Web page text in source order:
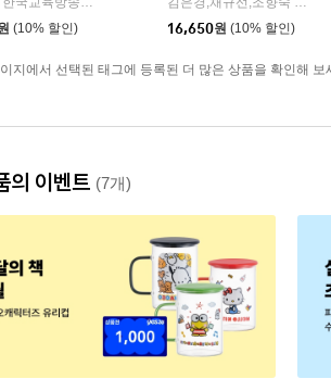
(10% 할인)
16,650원 (10% 할인)
지에서 선택된 태그에 등록된 더 많은 상품을 확인해 보
의 이벤트 (7개)